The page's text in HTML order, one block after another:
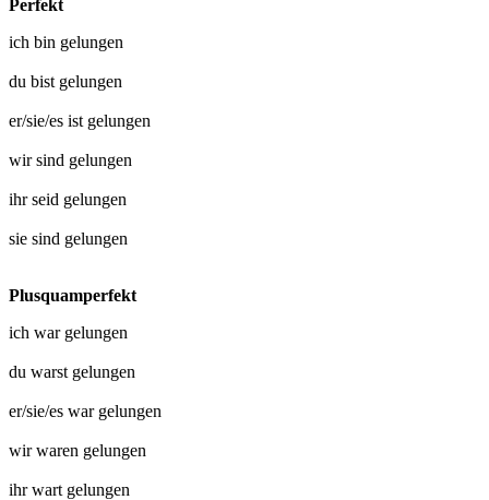
Perfekt
ich bin gelungen
du bist gelungen
er/sie/es ist gelungen
wir sind gelungen
ihr seid gelungen
sie sind gelungen
Plusquamperfekt
ich war gelungen
du warst gelungen
er/sie/es war gelungen
wir waren gelungen
ihr wart gelungen